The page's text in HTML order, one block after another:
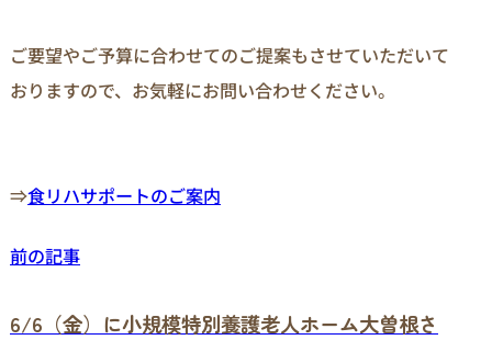
ご要望やご予算に合わせてのご提案もさせていただいて
おりますので、お気軽にお問い合わせください。
⇒食リハサポートのご案内
前の記事
6/6（金）に小規模特別養護老人ホーム大曽根さ